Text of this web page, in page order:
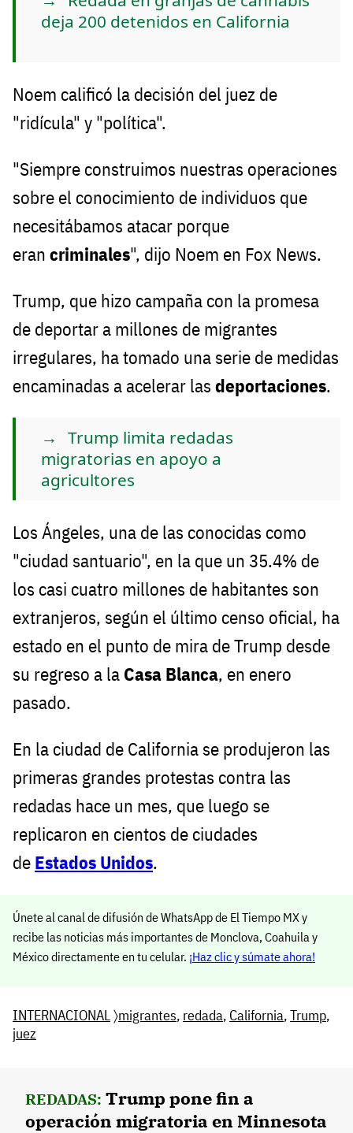
deja 200 detenidos en California
Noem calificó la decisión del juez de
"ridícula" y "política".
"Siempre construimos nuestras operaciones
sobre el conocimiento de individuos que
necesitábamos atacar porque
eran criminales", dijo Noem en Fox News.
Trump, que hizo campaña con la promesa
de deportar a millones de migrantes
irregulares, ha tomado una serie de medidas
encaminadas a acelerar las deportaciones.
Trump limita redadas
migratorias en apoyo a
agricultores
Los Ángeles, una de las conocidas como
"ciudad santuario", en la que un 35.4% de
los casi cuatro millones de habitantes son
extranjeros, según el último censo oficial, ha
estado en el punto de mira de Trump desde
su regreso a la Casa Blanca, en enero
pasado.
En la ciudad de California se produjeron las
primeras grandes protestas contra las
redadas hace un mes, que luego se
replicaron en cientos de ciudades
de Estados Unidos.
Únete al canal de difusión de WhatsApp de El Tiempo MX y
recibe las noticias más importantes de Monclova, Coahuila y
México directamente en tu celular. ¡Haz clic y súmate ahora!
INTERNACIONAL〉migrantes, redada, California,Trump,
juez
REDADAS: Trump pone fin a
operación migratoria en Minnesota